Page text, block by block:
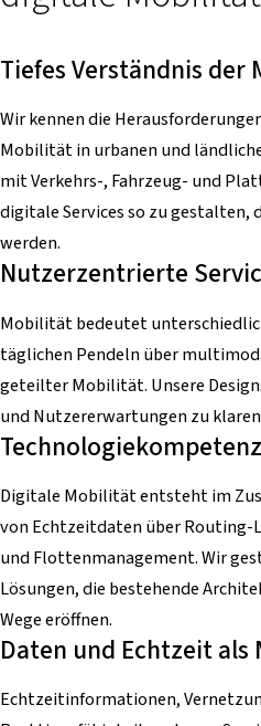
Tiefes Verständnis der
Wir kennen die
Mobilität in urbanen und
mit Verkehrs-, Fahrzeug- und
digitale Services so zu gestalten,
werden.
Nutzerzentrierte
Mobilität bedeutet
täglichen Pendeln über
geteilter Mobilität. Unsere
und Nutzererwartungen zu
Digitale Mobilität entsteht im
von Echtzeitdaten über
und Flottenmanagement. Wir
Lösungen, die bestehende
Wege eröffnen.
Daten und Echtzeit als
Echtzeitinformationen,